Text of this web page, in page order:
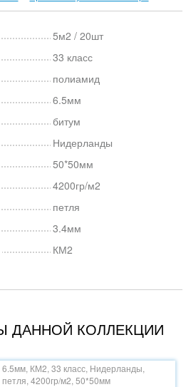
5м2 / 20шт
33 класс
полиамид
6.5мм
битум
Нидерланды
50*50мм
4200гр/м2
петля
3.4мм
КМ2
ДАННОЙ КОЛЛЕКЦИИ
6.5мм, КМ2, 33 класс, Нидерланды,
петля, 4200гр/м2, 50*50мм